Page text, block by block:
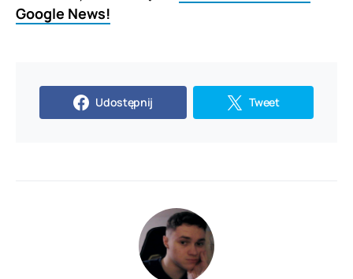
Google News!
Udostępnij Tweet